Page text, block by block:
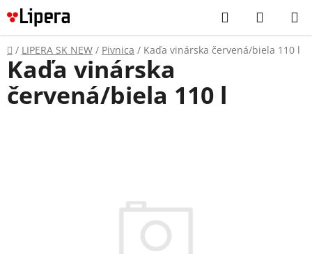
Prejsť
na
obsah
Hľadať
KOŠÍK
Domov
/ LIPERA SK NEW / Pivnica / Kaďa vinárska červená/biela 110 l
Kaďa vinárska
červená/biela 110 l